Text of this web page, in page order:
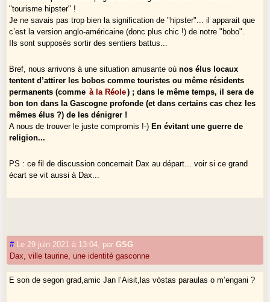
"tourisme hipster" !
Je ne savais pas trop bien la signification de "hipster"... il apparait que
c’est la version anglo-américaine (donc plus chic !) de notre "bobo".
Ils sont supposés sortir des sentiers battus...
Bref, nous arrivons à une situation amusante oùnos élus locaux
tentent d’attirer les bobos comme touristes ou même résidents
permanents (comme à la Réole) ; dans le même temps, il sera de
bon ton dans la Gascogne profonde (et dans certains cas chez les
mêmes élus ?) de les dénigrer !
A nous de trouver le juste compromis !-) En évitant une guerre de
religion...
PS : ce fil de discussion concernait Dax au départ... voir si ce grand
écart se vit aussi à Dax...
# Le 29 juin 2021 à 13:04 parGSG
Dax, ville taurine, une identité gasconne
E son de segon grad,amic Jan l’Aisit,las vòstas paraulas o m’engani ?